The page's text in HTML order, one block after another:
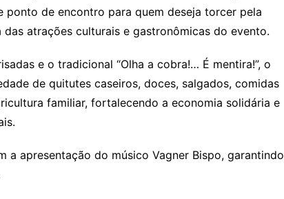
ponto de encontro para quem deseja torcer pela
atrações culturais e gastronômicas do evento.
e o tradicional “Olha a cobra!… É mentira!”, o
de quitutes caseiros, doces, salgados, comidas
familiar, fortalecendo a economia solidária e
a apresentação do músico Vagner Bispo, garantindo